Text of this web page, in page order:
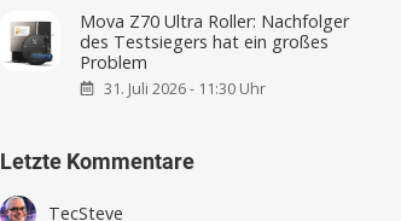
Mova Z70 Ultra Roller: Nachfolger
des Testsiegers hat ein großes
Problem
31. Juli 2026 - 11:30 Uhr
Letzte Kommentare
TecSteve